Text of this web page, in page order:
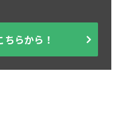
らから！